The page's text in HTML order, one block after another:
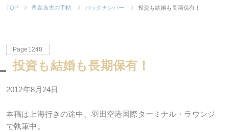
TOP 豊島逸夫の手帖 バックナンバー 投資も結婚も長期保有！
Page1248
投資も結婚も長期保有！
2012年8月24日
本稿は上海行きの途中、羽田空港国際ターミナル・ラウンジ
で執筆中。